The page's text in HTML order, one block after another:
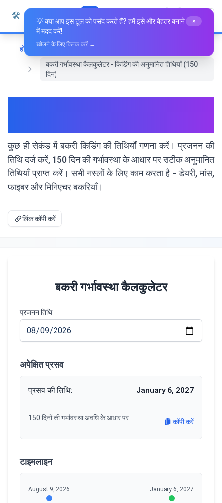
सामग्री पर जाएं
🛠️ Whiz Tools सभी उपकरण हिन्दी
होम
स्वास्थ्य और कल्याण
बकरी गर्भावस्था कैलकुलेटर - किडिंग की अनुमानित तिथियाँ (150
दिन)
कुछ ही सेकंड में बकरी किडिंग की तिथियाँ गणना करें। प्रजनन की
तिथि दर्ज करें, 150 दिन की गर्भावस्था के आधार पर सटीक अनुमानित
तिथियाँ प्राप्त करें। सभी नस्लों के लिए काम करता है - डेयरी, मांस,
फाइबर और मिनिएचर बकरियाँ।
लिंक कॉपी करें
बकरी गर्भावस्था कैलकुलेटर
प्रजनन तिथि
अपेक्षित प्रसव
प्रसव की तिथि: January 6, 2027
150 दिनों की गर्भावस्था अवधि के आधार पर कॉपी करें
टाइमलाइन
August 9, 2026 January 6, 2027
💡 क्या आप इस टूल को पसंद करते हैं? हमें इसे और बेहतर बनाने
में मदद करें!
×
खोलने के लिए क्लिक करें →